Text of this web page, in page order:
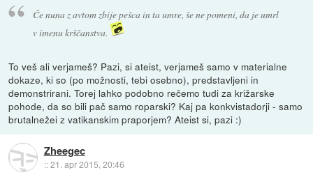
Če nuna z avtom zbije pešca in ta umre, še ne pomeni, da je umrl
v imenu krščanstva.
To veš ali verjameš? Pazi, si ateist, verjameš samo v materialne
dokaze, ki so (po možnosti, tebi osebno), predstavljeni in
demonstrirani. Torej lahko podobno rečemo tudi za križarske
pohode, da so bili pač samo roparski? Kaj pa konkvistadorji - samo
brutalnežei z vatikanskim praporjem? Ateist si, pazi :)
Zheegec
::21. apr 2015, 20:46